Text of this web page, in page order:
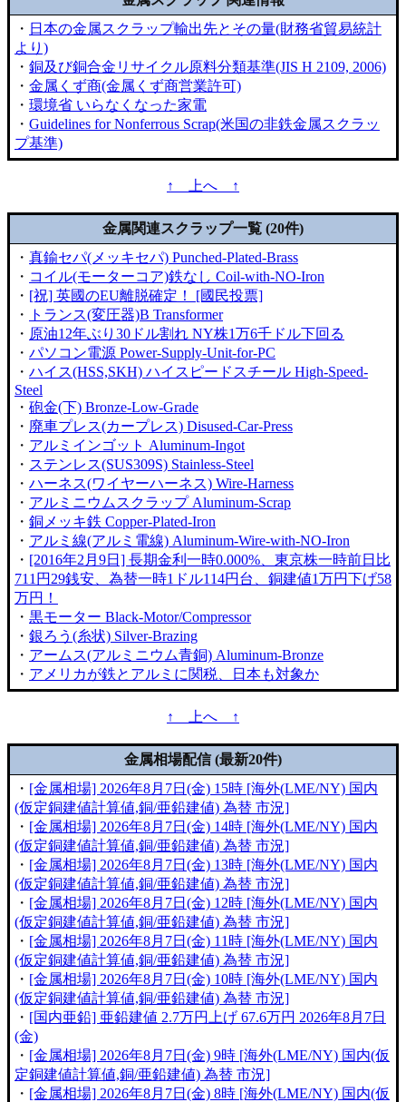
・ 日本の金属スクラップ輸出先とその量(財務省貿易統計
より)
・ 銅及び銅合金リサイクル原料分類基準(JIS H 2109, 2006)
・ 金属くず商(金属くず商営業許可)
・ 環境省 いらなくなった家電
・ Guidelines for Nonferrous Scrap(米国の非鉄金属スクラッ
プ基準)
↑ 上へ ↑
金属関連スクラップ一覧 (20件)
・ 真鍮セパ(メッキセパ) Punched-Plated-Brass
・ コイル(モーターコア)鉄なし Coil-with-NO-Iron
・ [祝] 英國のEU離脱確定！ [國民投票]
・
トランス(変圧器)B Transformer
・ 原油12年ぶり30ドル割れ NY株1万6千ドル下回る
・ パソコン電源 Power-Supply-Unit-for-PC
・ ハイス(HSS,SKH) ハイスピードスチール High-Speed-
Steel
・ 砲金(下) Bronze-Low-Grade
・ 廃車プレス(カープレス) Disused-Car-Press
・ アルミインゴット Aluminum-Ingot
・ ステンレス(SUS309S) Stainless-Steel
・ ハーネス(ワイヤーハーネス) Wire-Harness
・ アルミニウムスクラップ Aluminum-Scrap
・ 銅メッキ鉄 Copper-Plated-Iron
・ アルミ線(アルミ電線) Aluminum-Wire-with-NO-Iron
・ [2016年2月9日] 長期金利一時0.000%、東京株一時前日比
711円29銭安、為替一時1ドル114円台、銅建値1万円下げ58
万円！
・ 黒モーター Black-Motor/Compressor
・ 銀ろう(糸状) Silver-Brazing
・ アームス(アルミニウム青銅) Aluminum-Bronze
・ アメリカが鉄とアルミに関税、日本も対象か
↑ 上へ ↑
金属相場配信 (最新20件)
・ [金属相場] 2026年8月7日(金) 15時 [海外(LME/NY) 国内
(仮定銅建値計算値,銅/亜鉛建値) 為替 市況]
・ [金属相場] 2026年8月7日(金) 14時 [海外(LME/NY) 国内
(仮定銅建値計算値,銅/亜鉛建値) 為替 市況]
・ [金属相場] 2026年8月7日(金) 13時 [海外(LME/NY) 国内
(仮定銅建値計算値,銅/亜鉛建値) 為替 市況]
・ [金属相場] 2026年8月7日(金) 12時 [海外(LME/NY) 国内
(仮定銅建値計算値,銅/亜鉛建値) 為替 市況]
・ [金属相場] 2026年8月7日(金) 11時 [海外(LME/NY) 国内
(仮定銅建値計算値,銅/亜鉛建値) 為替 市況]
・ [金属相場] 2026年8月7日(金) 10時 [海外(LME/NY) 国内
(仮定銅建値計算値,銅/亜鉛建値) 為替 市況]
・ [国内亜鉛] 亜鉛建値 2.7万円上げ 67.6万円 2026年8月7日
(金)
・ [金属相場] 2026年8月7日(金) 9時 [海外(LME/NY) 国内(仮
定銅建値計算値,銅/亜鉛建値) 為替 市況]
・ [金属相場] 2026年8月7日(金) 8時 [海外(LME/NY) 国内(仮